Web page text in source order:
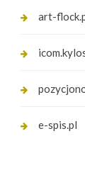
art-
e-spis.pl